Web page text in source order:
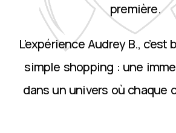
première.
L’expérience Audrey B., c’est
simple shopping : une
dans un univers où chaque